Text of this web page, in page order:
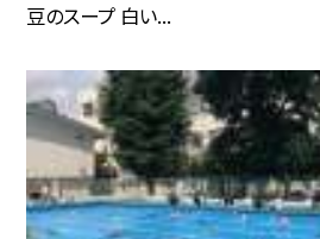
豆のスープ 白い...